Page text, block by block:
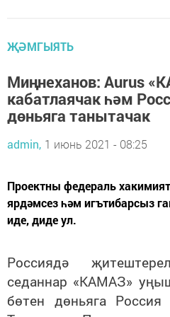
ҖӘМГЫЯТЬ
Миңнеханов: Aurus
кабатлаячак һәм
дөньяга танытачак
admin, 1 июнь 2021 - 08:25
Проектны федераль
ярдәмсез һәм игътибарсыз
иде, диде ул.
Россиядә
седаннар «КАМАЗ»
бөтен дөньяга